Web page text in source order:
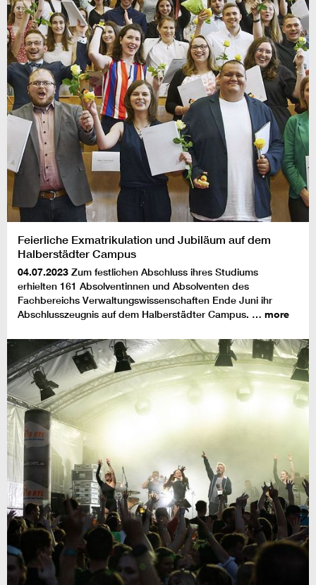
Feierliche Exmatrikulation und Jubiläum auf dem
Halberstädter Campus
04.07.2023 Zum festlichen Abschluss ihres Studiums
erhielten 161 Absolventinnen und Absolventen des
Fachbereichs Verwaltungswissenschaften Ende Juni ihr
Abschlusszeugnis auf dem Halberstädter Campus. … more